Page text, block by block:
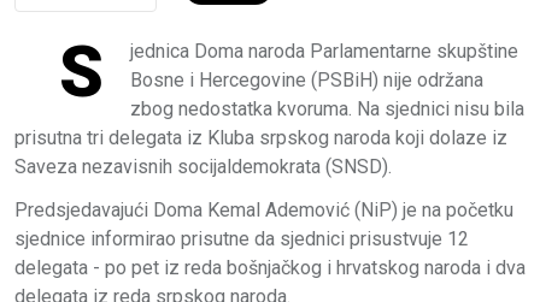
S
jednica Doma naroda Parlamentarne skupštine
Bosne i Hercegovine (PSBiH) nije održana
zbog nedostatka kvoruma. Na sjednici nisu bila
prisutna tri delegata iz Kluba srpskog naroda koji dolaze iz
Saveza nezavisnih socijaldemokrata (SNSD).
Predsjedavajući Doma Kemal Ademović (NiP) je na početku
sjednice informirao prisutne da sjednici prisustvuje 12
delegata - po pet iz reda bošnjačkog i hrvatskog naroda i dva
delegata iz reda srpskog naroda.